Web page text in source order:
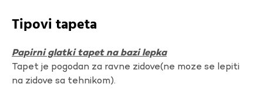
Tipovi tapeta
Papirni glatki tapet na bazi lepka
Tapet je pogodan za ravne zidove(ne moze se lepiti
na zidove sa tehnikom).